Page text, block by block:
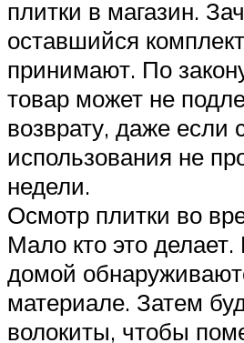
плитки в магазин.
оставшийся
принимают. По
товар может не
возврату, даже если
использования не
недели.
Осмотр плитки во
Мало кто это
домой
материале. Затем
волокиты, чтобы